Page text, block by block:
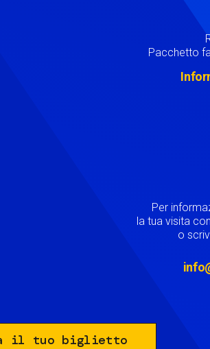
Pacchetto
Per
la tua visita
o
il tuo biglietto